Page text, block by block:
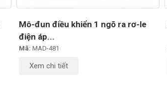
Mô-đun điều khiển 1 ngõ ra rơ-le
điện áp...
Mã: MAD-481
Xem chi tiết